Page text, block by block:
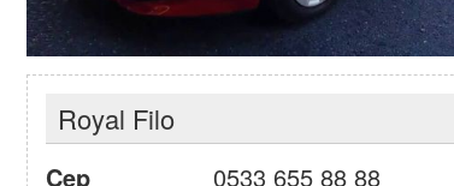
Royal Filo
Cep 0533 655 88 88